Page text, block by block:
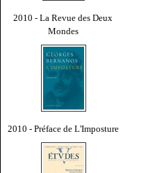
2010 - La Revue des Deux
Mondes
2010 - Préface de L'Imposture